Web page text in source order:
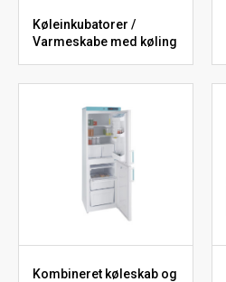
Køleinkubatorer /
Varmeskabe med køling
Kombineret køleskab og